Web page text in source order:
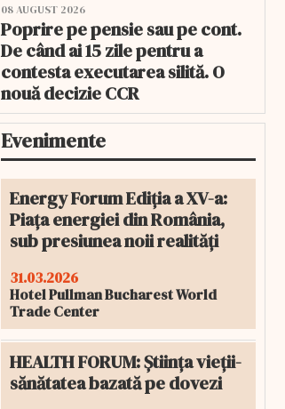
08 AUGUST 2026
Poprire pe pensie sau pe cont.
De când ai 15 zile pentru a
contesta executarea silită. O
nouă decizie CCR
Evenimente
Energy Forum Ediția a XV-a:
Piața energiei din România,
sub presiunea noii realități
31.03.2026
Hotel Pullman Bucharest World
Trade Center
HEALTH FORUM: Știința vieții-
sănătatea bazată pe dovezi